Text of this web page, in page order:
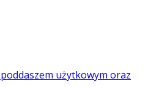
użytkowym oraz